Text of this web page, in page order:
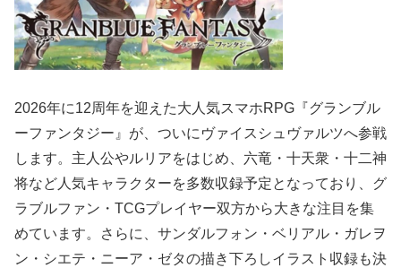
2026年に12周年を迎えた大人気スマホRPG『グランブル
ーファンタジー』が、ついにヴァイスシュヴァルツへ参戦
します。主人公やルリアをはじめ、六竜・十天衆・十二神
将など人気キャラクターを多数収録予定となっており、グ
ラブルファン・TCGプレイヤー双方から大きな注目を集
めています。さらに、サンダルフォン・ベリアル・ガレヲ
ン・シエテ・ニーア・ゼタの描き下ろしイラスト収録も決